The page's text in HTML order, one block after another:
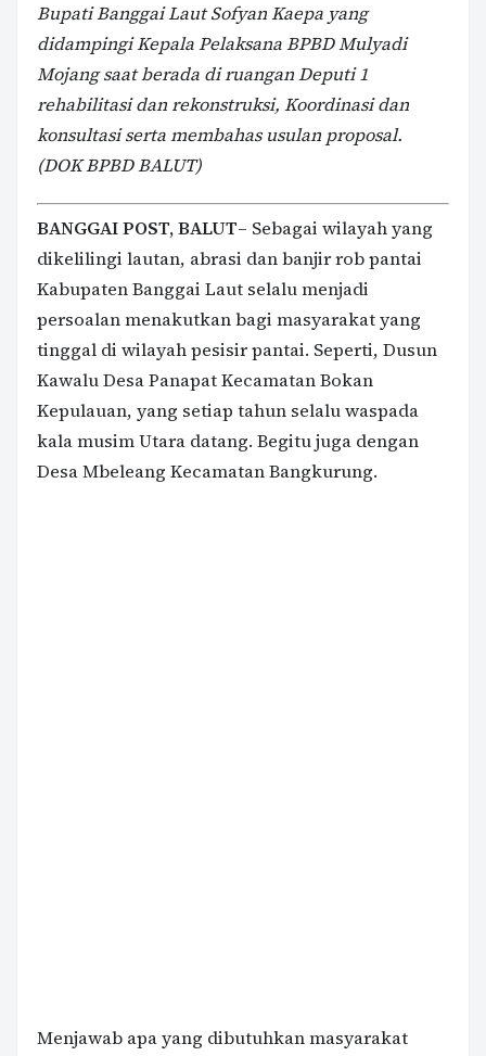
Bupati Banggai Laut Sofyan Kaepa yang
didampingi Kepala Pelaksana BPBD Mulyadi
Mojang saat berada di ruangan Deputi 1
rehabilitasi dan rekonstruksi, Koordinasi dan
konsultasi serta membahas usulan proposal.
(DOK BPBD BALUT)
BANGGAI POST, BALUT– Sebagai wilayah yang
dikelilingi lautan, abrasi dan banjir rob pantai
Kabupaten Banggai Laut selalu menjadi
persoalan menakutkan bagi masyarakat yang
tinggal di wilayah pesisir pantai. Seperti, Dusun
Kawalu Desa Panapat Kecamatan Bokan
Kepulauan, yang setiap tahun selalu waspada
kala musim Utara datang. Begitu juga dengan
Desa Mbeleang Kecamatan Bangkurung.
Menjawab apa yang dibutuhkan masyarakat